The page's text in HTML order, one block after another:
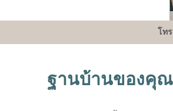
โทร
โทร
ฐานบ้านของคุณ